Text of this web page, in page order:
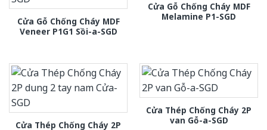
Cửa Gỗ Chống Cháy MDF
Veneer P1G1 Sồi-a-SGD
Cửa Gỗ Chống Cháy MDF
Melamine P1-SGD
Cửa Thép Chống Cháy 2P
Cửa Thép Chống Cháy 2P
van Gỗ-a-SGD